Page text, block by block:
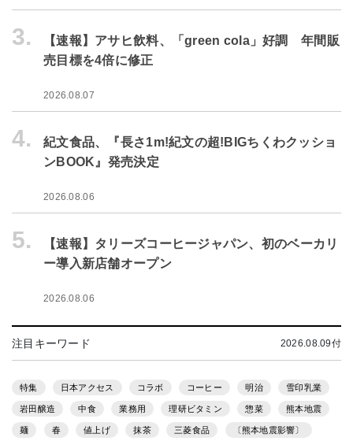
3.
【速報】アサヒ飲料、「green cola」好調 年間販
売目標を4倍に修正
2026.08.07
4.
紀文食品、『長さ1m!紀文の超!BIGちくわクッショ
ンBOOK』発売決定
2026.08.06
5.
【速報】タリーズコーヒージャパン、初のベーカリ
ー導入新店舗オープン
2026.08.06
注目キーワード 2026.08.09付
特集 日本アクセス コラボ コーヒー 明治 雪印乳業
岩田醸造 中食 業務用 理研ビタミン 惣菜 熊本地震
麺 春 値上げ 抹茶 三菱食品 〔熊本地震影響〕